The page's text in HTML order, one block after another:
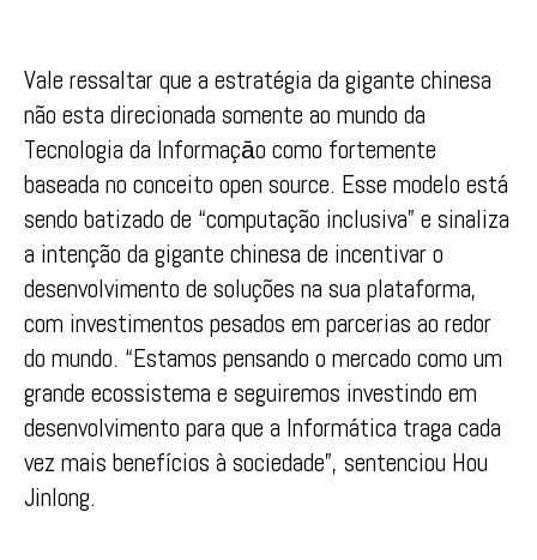
Vale ressaltar que a estratégia da gigante chinesa
não esta direcionada somente ao mundo da
Tecnologia da Informaçāo como fortemente
baseada no conceito open source. Esse modelo está
sendo batizado de “computação inclusiva” e sinaliza
a intenção da gigante chinesa de incentivar o
desenvolvimento de soluções na sua plataforma,
com investimentos pesados em parcerias ao redor
do mundo. “Estamos pensando o mercado como um
grande ecossistema e seguiremos investindo em
desenvolvimento para que a Informática traga cada
vez mais benefícios à sociedade”, sentenciou Hou
Jinlong.